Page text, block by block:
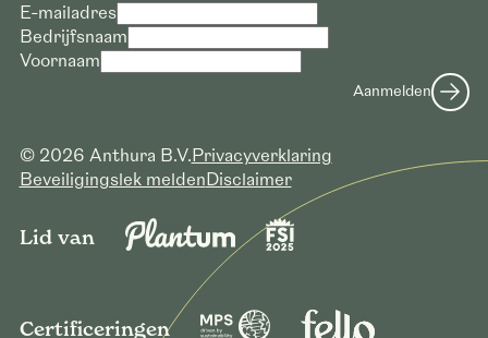
Verzoek voor downloaden hoge
E-mailadres *
Bedrijfsnaam *
E-mailadres
Bedrijfsnaam
Voornaam
Aanmelden
© 2026 Anthura B.V.Privacyverklaring
Beveiligingslek meldenDisclaimer
Lid van
Certificeringen